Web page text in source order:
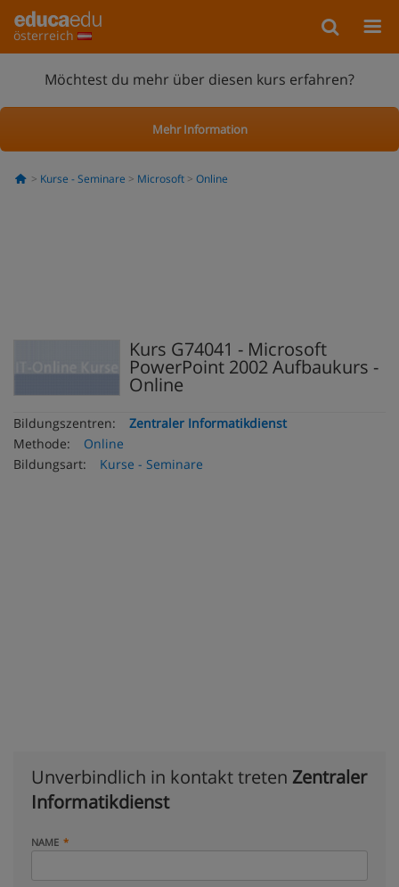
österreich
Möchtest du mehr über diesen kurs erfahren?
Mehr Information
Kurse - Seminare Microsoft Online
Kurs G74041 - Microsoft
PowerPoint 2002 Aufbaukurs -
Online
Bildungszentren:
Zentraler Informatikdienst
Methode:
Online
Bildungsart:
Kurse - Seminare
Unverbindlich in kontakt treten Zentraler
Informatikdienst
NAME